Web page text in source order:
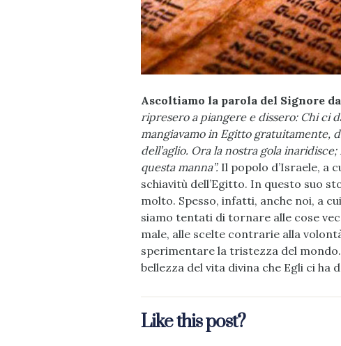
Ascoltiamo la parola del Signore
ripresero a piangere e dissero: Chi ci
mangiavamo in Egitto gratuitamente,
dell’aglio. Ora la nostra gola
questa manna”. Il popolo d’Israele, a
schiavitù dell’Egitto. In questo suo
molto. Spesso, infatti, anche noi, a
siamo tentati di tornare alle cose
male, alle scelte contrarie alla
sperimentare la tristezza del
bellezza del vita divina che Egli ci ha
Like this post?